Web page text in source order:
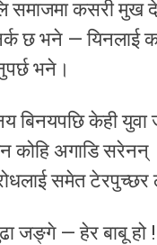
समाजमा कसरी मुख
छ भने — यिनलाई
भने।
बिनयपछि केही युवा
कोहि अगाडि सरेनन्
समेत टेरपुच्छर
जङ्गे — हेर बाबू हो